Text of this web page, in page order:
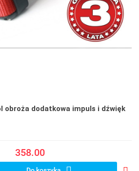
obroża dodatkowa impuls i dźwięk
358.00